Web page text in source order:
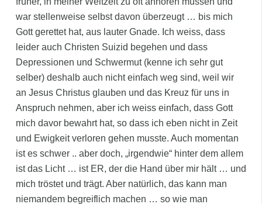
war stellenweise selbst davon überzeugt … bis mich
Gott gerettet hat, aus lauter Gnade. Ich weiss, dass
leider auch Christen Suizid begehen und dass
Depressionen und Schwermut (kenne ich sehr gut
selber) deshalb auch nicht einfach weg sind, weil wir
an Jesus Christus glauben und das Kreuz für uns in
Anspruch nehmen, aber ich weiss einfach, dass Gott
mich davor bewahrt hat, so dass ich eben nicht in Zeit
und Ewigkeit verloren gehen musste. Auch momentan
ist es schwer .. aber doch, „irgendwie“ hinter dem allem
ist das Licht … ist ER, der die Hand über mir hält … und
mich tröstet und trägt. Aber natürlich, das kann man
niemandem begreiflich machen … so wie man